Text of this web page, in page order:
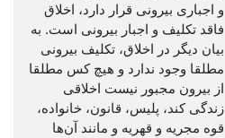
و اجباری بیرونی قرار دارد، اخلاق
فاقد تکلیف و اجبار بیرونی است. به
بیان دیگر در اخلاق، تکلیف بیرونی
مطلقا وجود ندارد و هیچ کس مطلقا
از بیرون مجبور نیست اخلاقی
زندگی کند، پلیس، قانون، خانواده،
قوه ‌مجریه و قهریه و مانند آن‌ها